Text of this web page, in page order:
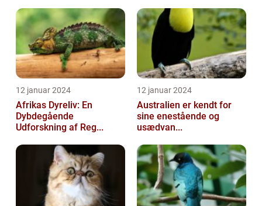
12 januar 2024
Afrikas Dyreliv: En
Dybdegående
Udforskning af Reg...
12 januar 2024
Australien er kendt for
sine enestående og
usædvan...